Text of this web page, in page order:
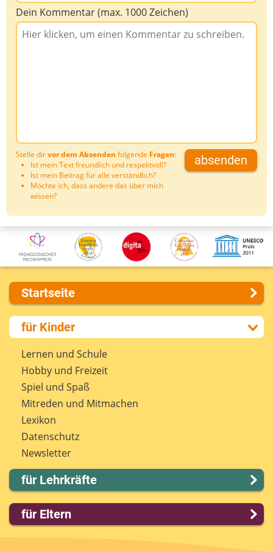
Dein Kommentar (max. 1000 Zeichen)
Stelle dirvor dem Absenden folgende Fragen:
Ist mein Text freundlich und respektvoll?
Ist mein Beitrag für alle verständlich?
Möchte ich, dass andere das über mich
wissen?
absenden
Startseite
Über uns
Presse
Kontakt
Impressum
Internet-ABC Sitemap
Barrierefreiheit
Länderprojekte
für Kinder
Lernen und Schule
Hobby und Freizeit
Spiel und Spaß
Mitreden und Mitmachen
Lexikon
Datenschutz
Newsletter
für Lehrkräfte
Lernmodule
Unterrichts­materialien
für Eltern